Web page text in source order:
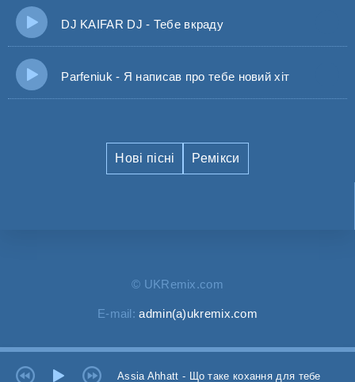
DJ KAIFAR DJ - Тебе вкраду
Parfeniuk - Я написав про тебе новий хіт
Нові пісні Ремікси
© UKRemix.com
E-mail:admin(a)ukremix.com
Assia Ahhatt - Що таке кохання для тебе